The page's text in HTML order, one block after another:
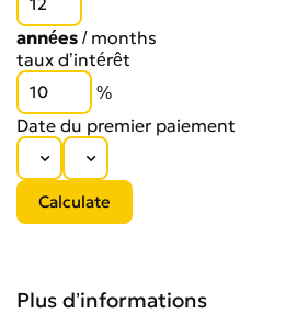
années / months
taux d’intérêt
%
Date du premier paiement
Plus d’informations